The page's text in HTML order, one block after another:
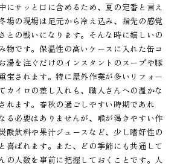
にサッと口に含めるため、夏の定番と言え
場の現場は足元から冷え込み、指先の感覚
との戦いになります。そんな時に嬉しいの
物です。保温性の高いケースに入れた缶コ
湯を注ぐだけのインスタントのスープや豚
宝されます。特に屋外作業が多いリフォー
カイロの差し入れも、職人さんへの温かな
れます。春秋の過ごしやすい時期であれ
る必要はありませんが、喉が渇きやすい作
酸飲料や果汁ジュースなど、少し嗜好性の
喜ばれます。また、どの季節にも共通して
の人数を事前に把握しておくことです。人